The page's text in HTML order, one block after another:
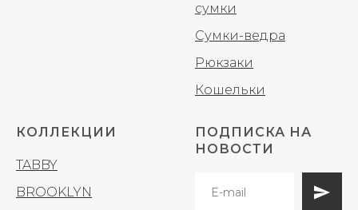
сумки
Сумки-ведра
Рюкзаки
Кошельки
КОЛЛЕКЦИИ
TABBY
BROOKLYN
ПОДПИСКА НА
НОВОСТИ